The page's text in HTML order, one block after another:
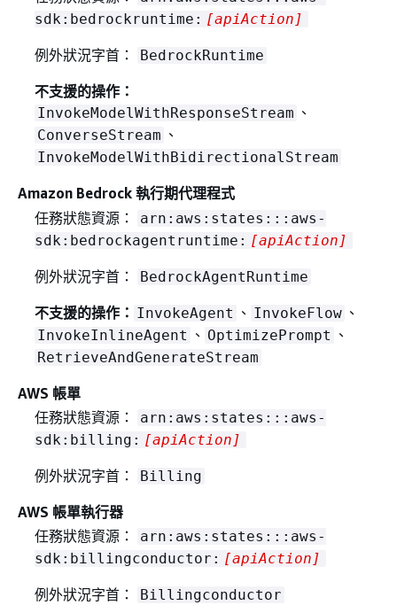
sdk:bedrockruntime: [apiAction]
例外狀況字首： BedrockRuntime
不支援的操作：
InvokeModelWithResponseStream 、
ConverseStream 、
InvokeModelWithBidirectionalStream
Amazon Bedrock 執行期代理程式
任務狀態資源：
arn:aws:states:::aws-
sdk:bedrockagentruntime: [apiAction]
例外狀況字首： BedrockAgentRuntime
不支援的操作： InvokeAgent 、 InvokeFlow 、
InvokeInlineAgent 、 OptimizePrompt 、
RetrieveAndGenerateStream
AWS 帳單
任務狀態資源：
arn:aws:states:::aws-
sdk:billing: [apiAction]
例外狀況字首： Billing
AWS 帳單執行器
任務狀態資源：
arn:aws:states:::aws-
sdk:billingconductor: [apiAction]
例外狀況字首： Billingconductor